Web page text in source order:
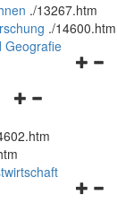
./13267.htm
./14600.htm
Geografie
Navigationsmenü
und
schließen